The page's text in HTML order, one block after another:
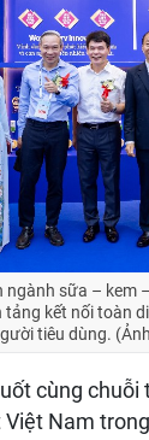
ngành sữa – kem
tảng kết nối toàn
tiêu dùng.
cùng chuỗi
Nam